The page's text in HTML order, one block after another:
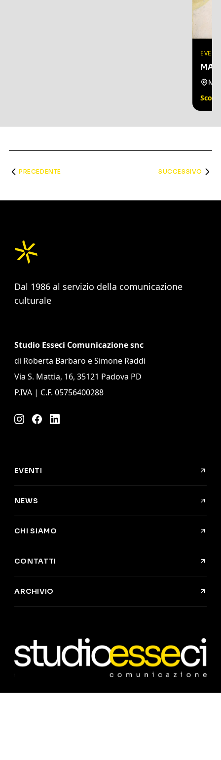
PRECEDENTE SUCCESSIVO
Dal 1986 al servizio della comunicazione
culturale
Studio Esseci Comunicazione snc
di Roberta Barbaro e Simone Raddi
Via S. Mattia, 16, 35121 Padova PD
P.IVA | C.F. 05756400288
Instagram
FacebookLinkedIn
EVENTI
NEWS
CHI SIAMO
CONTATTI
ARCHIVIO